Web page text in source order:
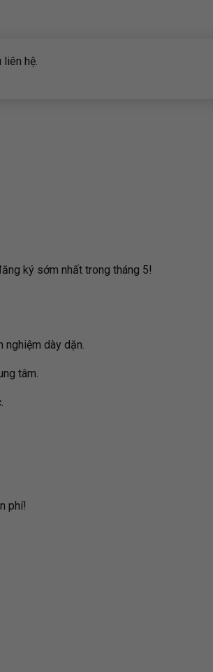
liên hệ.
ký sớm nhất trong tháng 5!
dày dặn.
tâm.
phí!